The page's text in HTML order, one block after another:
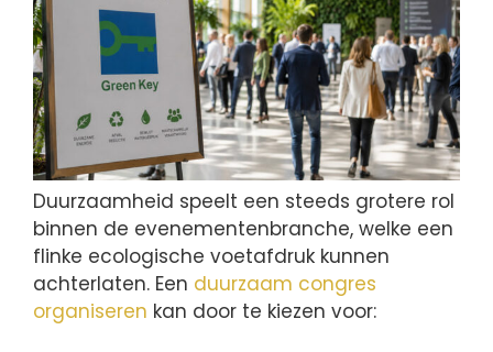
Duurzaamheid speelt een steeds grotere rol
binnen de evenementenbranche, welke een
flinke ecologische voetafdruk kunnen
achterlaten. Een duurzaam congres
organiseren kan door te kiezen voor: